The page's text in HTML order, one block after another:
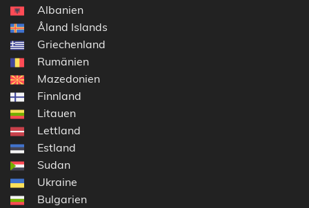
Albanien
Åland Islands
Griechenland
Rumänien
Mazedonien
Finnland
Litauen
Lettland
Estland
Sudan
Ukraine
Bulgarien